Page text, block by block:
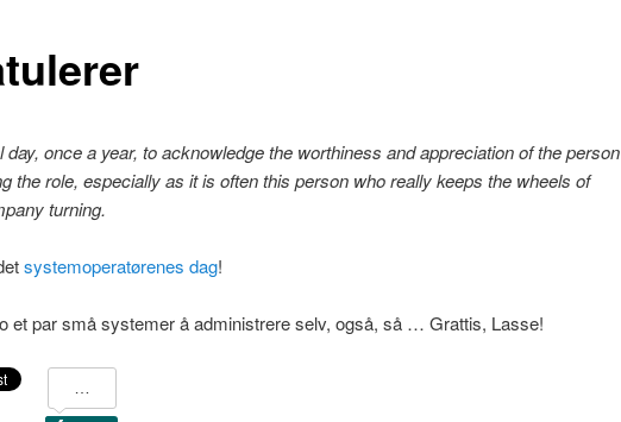
day, once a year, to acknowledge the worthiness and appreciation of the person
the role, especially as it is often this person who really keeps the wheels of
turning.
systemoperatørenes dag!
et par små systemer å administrere selv, også, så … Grattis, Lasse!